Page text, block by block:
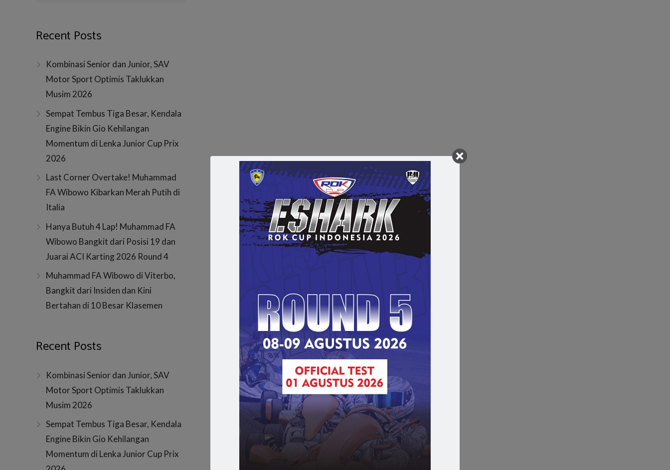
Recent Posts
Kombinasi Senior dan Junior, SAV
Motor Sport Optimis Taklukkan
Musim 2026
Sempat Tembus Tiga Besar, Kendala
Engine Bikin Gio Kehilangan
Momentum di Lenka Junior Cup Prix
2026
Last Corner Overtake! Muhammad
FA Wibowo Kibarkan Merah Putih di
Italia
Hanya Butuh 4 Lap! Muhammad FA
Wibowo Bangkit dari Posisi 19 dan
Juarai ACI Karting 2026 Round 4
Muhammad FA Wibowo di Viterbo,
Bangkit dari Insiden dan Kini
Bertahan di 10 Besar Klasemen
Recent Posts
Kombinasi Senior dan Junior, SAV
Motor Sport Optimis Taklukkan
Musim 2026
Sempat Tembus Tiga Besar, Kendala
Engine Bikin Gio Kehilangan
Momentum di Lenka Junior Cup Prix